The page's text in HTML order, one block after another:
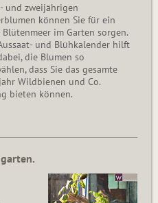
und zweijährigen
können Sie für ein
Blütenmeer im Garten sorgen.
und Blühkalender hilft
die Blumen so
dass Sie das gesamte
Wildbienen und Co.
bieten können.